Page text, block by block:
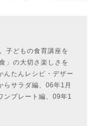
子どもの食育講座を
」の大切さ楽しさを
んたんレシピ・デザー
らサラダ編、06年1月
ンプレート編、09年1